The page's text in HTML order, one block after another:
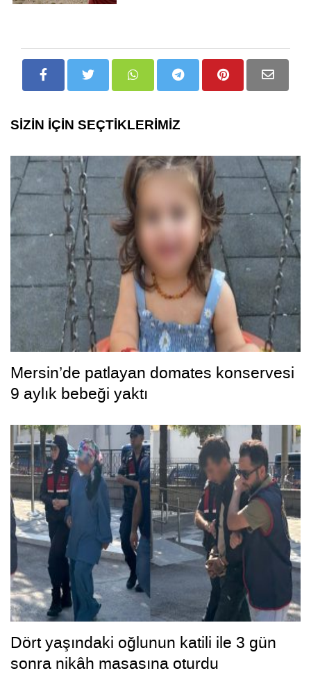
SİZİN İÇİN SEÇTİKLERİMİZ
Mersin’de patlayan domates konservesi
9 aylık bebeği yaktı
Dört yaşındaki oğlunun katili ile 3 gün
sonra nikâh masasına oturdu